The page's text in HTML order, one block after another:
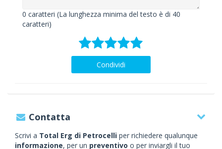
0 caratteri (La lunghezza minima del testo è di 40
caratteri)
Condividi
Contatta
Scrivi a Total Erg di Petrocelli per richiedere qualunque
informazione, per un preventivo o per inviargli il tuo